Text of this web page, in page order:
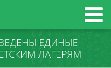
ЕДИНЫЕ
ЛАГЕРЯМ